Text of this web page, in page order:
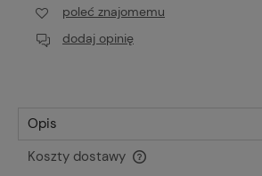
poleć znajomemu
dodaj opinię
Opis
Koszty dostawy
Cena nie zawiera ewentualnych kosztów